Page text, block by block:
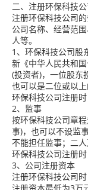
二、注册环保科技
注册环保科技公司
公司名称、经营范
人等。
1、环保科技公司股
新《中华人民共和
(投资者)，一位股东
也可以是二位或以上
环保科技公司注册
2、监事
按环保科技公司章
事)，也可以不设监
不能担任监事；二
环保科技公司注册
3、公司注册资本
注册环保科技公司